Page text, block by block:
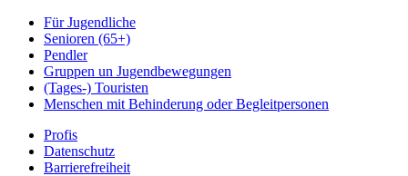
Für Jugendliche
Senioren (65+)
Pendler
Gruppen un Jugendbewegungen
(Tages-) Touristen
Menschen mit Behinderung oder Begleitpersonen
Profis
Datenschutz
Barrierefreiheit